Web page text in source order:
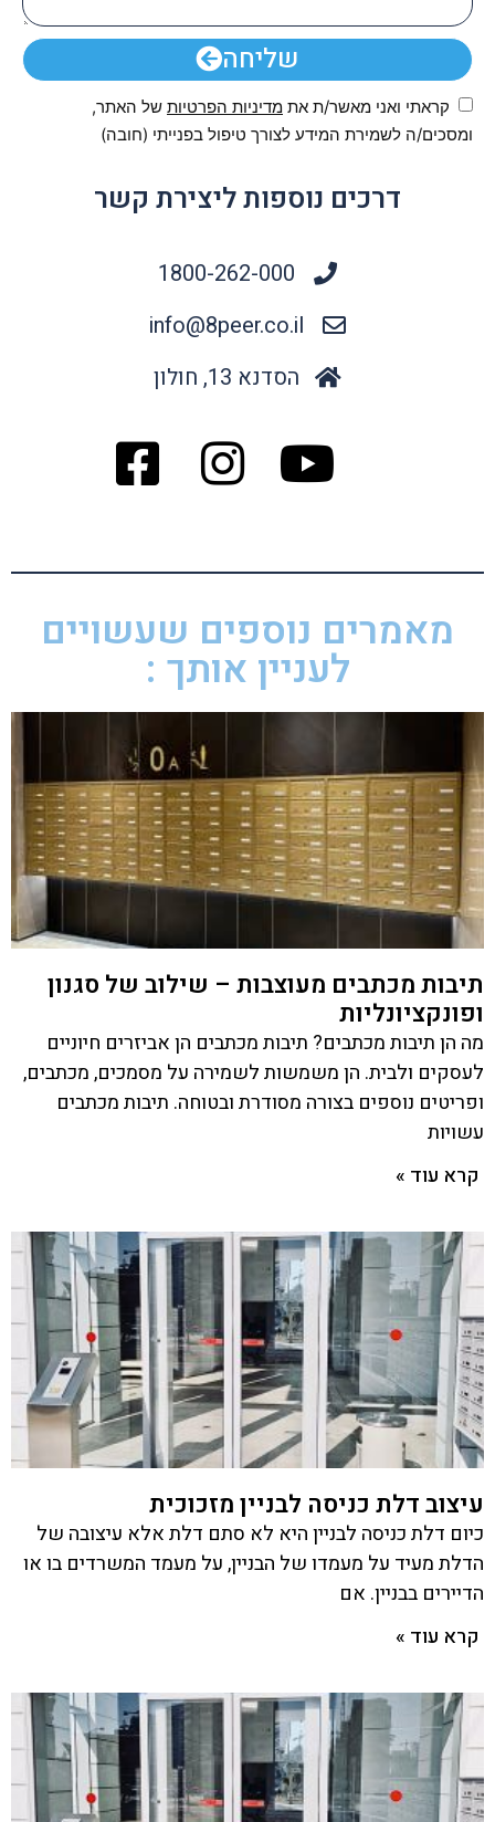
שליחה
קראתי ואני מאשר/ת את מדיניות הפרטיות של האתר,
ומסכים/ה לשמירת המידע לצורך טיפול בפנייתי (חובה)
דרכים נוספות ליצירת קשר
1800-262-000
info@8peer.co.il
הסדנא 13, חולון
מאמרים נוספים שעשויים
לעניין אותך :
תיבות מכתבים מעוצבות – שילוב של סגנון
ופונקציונליות
מה הן תיבות מכתבים? תיבות מכתבים הן אביזרים חיוניים
לעסקים ולבית. הן משמשות לשמירה על מסמכים, מכתבים,
ופריטים נוספים בצורה מסודרת ובטוחה. תיבות מכתבים
עשויות
קרא עוד »
עיצוב דלת כניסה לבניין מזכוכית
כיום דלת כניסה לבניין היא לא סתם דלת אלא עיצובה של
הדלת מעיד על מעמדו של הבניין, על מעמד המשרדים בו או
הדיירים בבניין. אם
קרא עוד »